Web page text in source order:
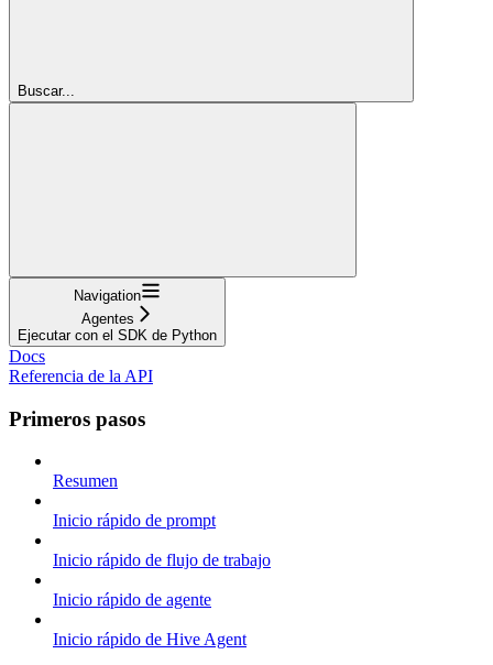
Buscar...
Navigation
Agentes
Ejecutar con el SDK de Python
Docs
Referencia de la API
Primeros pasos
Resumen
Inicio rápido de prompt
Inicio rápido de flujo de trabajo
Inicio rápido de agente
Inicio rápido de Hive Agent